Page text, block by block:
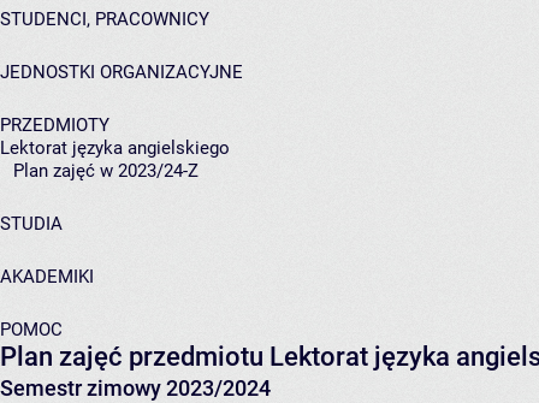
STUDENCI, PRACOWNICY
JEDNOSTKI ORGANIZACYJNE
PRZEDMIOTY
Lektorat języka angielskiego
Plan zajęć w 2023/24-Z
STUDIA
AKADEMIKI
POMOC
Plan zajęć przedmiotu Lektorat języka
Semestr zimowy 2023/2024